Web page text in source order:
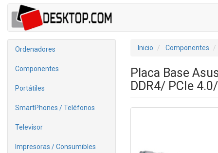
Ordenadores
Componentes
Portátiles
SmartPhones / Teléfonos
Televisor
Impresoras / Consumibles
Inicio Componentes
Placa Base
DDR4/ PCIe